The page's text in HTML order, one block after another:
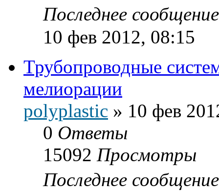
Последнее
10 фев 2012, 08:15
Трубопроводные
мелиорации
polyplastic » 10 фев
0 Ответы
15092 Просмотры
Последнее